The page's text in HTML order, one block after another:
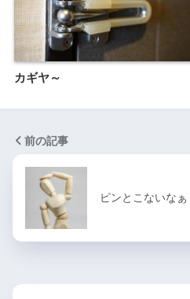
カギヤ～
前の記事
ピンとこないなぁ